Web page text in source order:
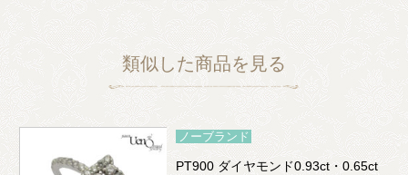
類似した商品を見る
ノーブランド
PT900 ダイヤモンド0.93ct・0.65ct